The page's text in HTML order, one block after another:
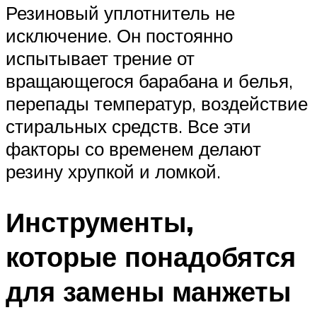
Резиновый уплотнитель не
исключение. Он постоянно
испытывает трение от
вращающегося барабана и белья,
перепады температур, воздействие
стиральных средств. Все эти
факторы со временем делают
резину хрупкой и ломкой.
Инструменты,
которые понадобятся
для замены манжеты